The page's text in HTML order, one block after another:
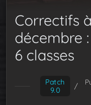
Correctifs
décembre
6 classes
Patch
9.0
/